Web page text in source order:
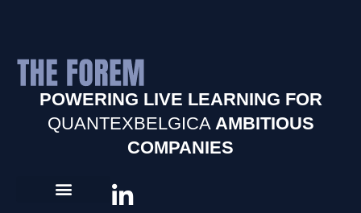
POWERING LIVE LEARNING FOR
QUANTEXBELGICA AMBITIOUS
COMPANIES